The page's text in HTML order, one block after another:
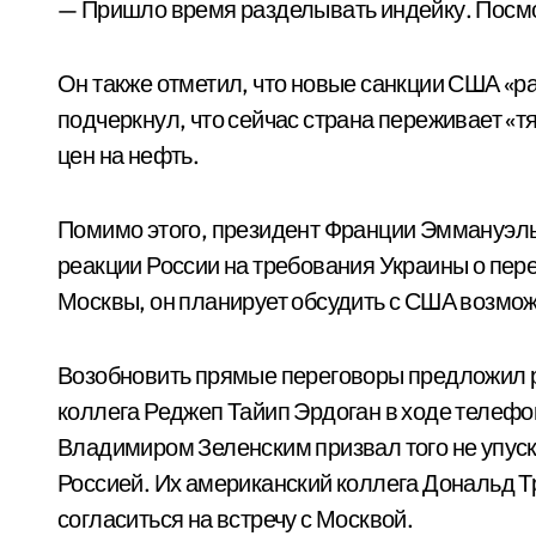
— Пришло время разделывать индейку.
Он также отметил, что новые санкции США
подчеркнул, что сейчас страна переживает
цен на нефть.
Помимо этого, президент Франции
реакции России на требования Украины о
Москвы, он планирует обсудить с США
Возобновить прямые переговоры предложил
коллега Реджеп Тайип Эрдоган в ходе
Владимиром Зеленским призвал того не
Россией. Их американский коллега Дональд
согласиться на встречу с Москвой.